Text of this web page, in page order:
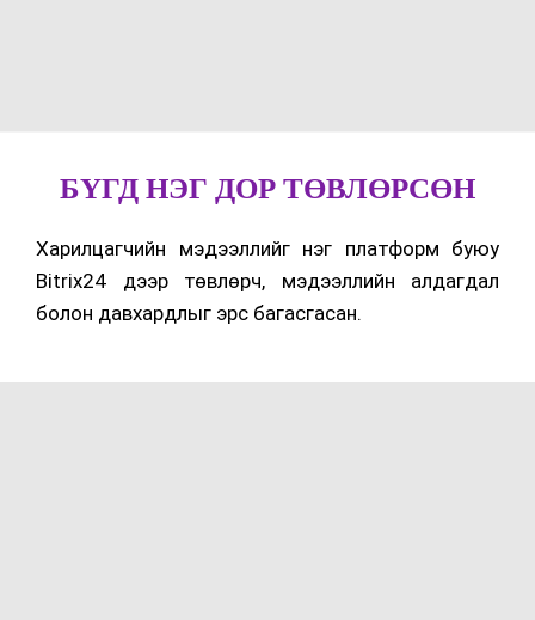
БҮГД НЭГ ДОР ТӨВЛӨРСӨН
Харилцагчийн мэдээллийг нэг платформ буюу
Bitrix24 дээр төвлөрч, мэдээллийн алдагдал
болон давхардлыг эрс багасгасан.